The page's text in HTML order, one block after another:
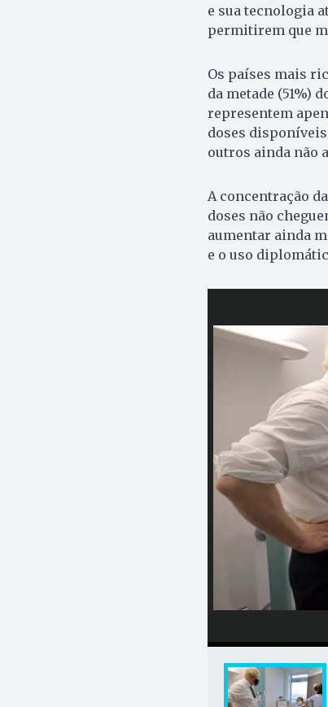
e sua tecnologia
permitirem que
Os países mais
da metade (51%)
representem
doses
outros ainda não
A concentração
doses não
aumentar ainda
e o uso